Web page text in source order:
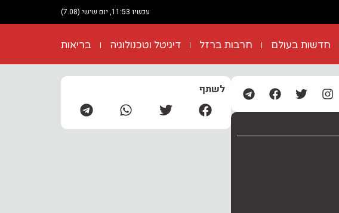
עכשיו 11:53, יום שישי (7.08)
חדשות בעולם חרבות ברזל דיגיטל וטכנולוגיה בריאות
לשתף